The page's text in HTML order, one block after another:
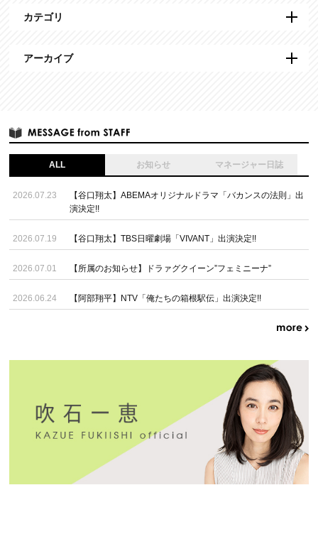
カテゴリ
アーカイブ
ALL お知らせ マネージャー日誌
2026.07.23
【谷口翔太】ABEMAオリジナルドラマ「バカンスの法則」出
演決定!!
2026.07.19 【谷口翔太】TBS日曜劇場「VIVANT」出演決定!!
2026.07.01 【所属のお知らせ】ドラァグクイーン”フェミニーナ”
2026.06.24 【阿部翔平】NTV「俺たちの箱根駅伝」出演決定!!